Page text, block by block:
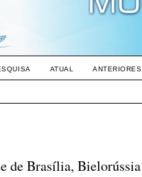
ATUAL ANTERIORES
de Brasília, Bielorússia